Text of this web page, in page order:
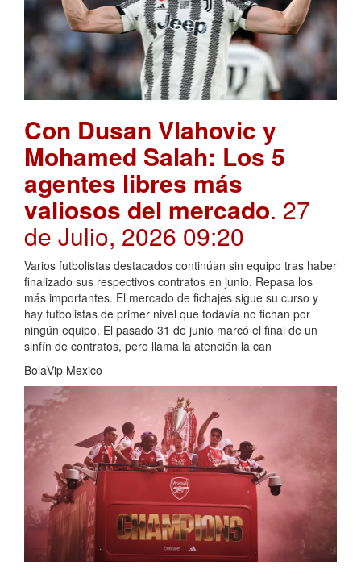
Con Dusan Vlahovic y
Mohamed Salah: Los 5
agentes libres más
valiosos del mercado. 27
de Julio, 2026 09:20
Varios futbolistas destacados continúan sin equipo tras haber
finalizado sus respectivos contratos en junio. Repasa los
más importantes. El mercado de fichajes sigue su curso y
hay futbolistas de primer nivel que todavía no fichan por
ningún equipo. El pasado 31 de junio marcó el final de un
sinfín de contratos, pero llama la atención la can
BolaVip Mexico